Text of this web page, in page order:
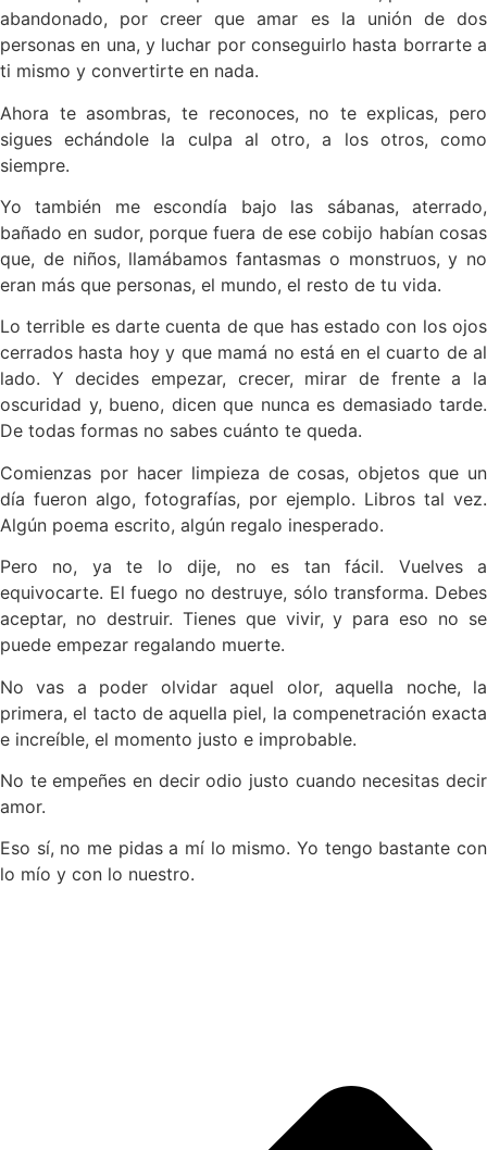
abandonado, por creer que amar es la unión de dos
personas en una, y luchar por conseguirlo hasta borrarte a
ti mismo y convertirte en nada.
Ahora te asombras, te reconoces, no te explicas, pero
sigues echándole la culpa al otro, a los otros, como
siempre.
Yo también me escondía bajo las sábanas, aterrado,
bañado en sudor, porque fuera de ese cobijo habían cosas
que, de niños, llamábamos fantasmas o monstruos, y no
eran más que personas, el mundo, el resto de tu vida.
Lo terrible es darte cuenta de que has estado con los ojos
cerrados hasta hoy y que mamá no está en el cuarto de al
lado. Y decides empezar, crecer, mirar de frente a la
oscuridad y, bueno, dicen que nunca es demasiado tarde.
De todas formas no sabes cuánto te queda.
Comienzas por hacer limpieza de cosas, objetos que un
día fueron algo, fotografías, por ejemplo. Libros tal vez.
Algún poema escrito, algún regalo inesperado.
Pero no, ya te lo dije, no es tan fácil. Vuelves a
equivocarte. El fuego no destruye, sólo transforma. Debes
aceptar, no destruir. Tienes que vivir, y para eso no se
puede empezar regalando muerte.
No vas a poder olvidar aquel olor, aquella noche, la
primera, el tacto de aquella piel, la compenetración exacta
e increíble, el momento justo e improbable.
No te empeñes en decir odio justo cuando necesitas decir
amor.
Eso sí, no me pidas a mí lo mismo. Yo tengo bastante con
lo mío y con lo nuestro.